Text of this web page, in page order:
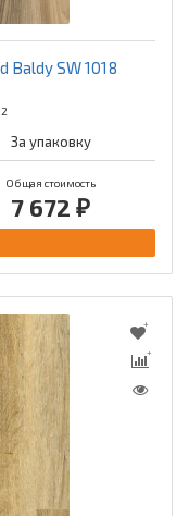
Baldy SW 1018
2
За упаковку
Общая стоимость
7 672 ₽